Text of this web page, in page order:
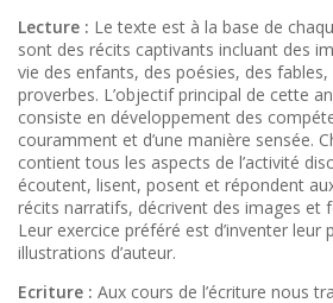
Lecture : Le texte est à la base de
sont des récits captivants incluant des
vie des enfants, des poésies, des
proverbes. L’objectif principal de cette
consiste en développement des
couramment et d’une manière sensée.
contient tous les aspects de l’activité
écoutent, lisent, posent et répondent
récits narratifs, décrivent des images et
Leur exercice préféré est d’inventer leur
illustrations d’auteur.
Ecriture : Aux cours de l’écriture nous